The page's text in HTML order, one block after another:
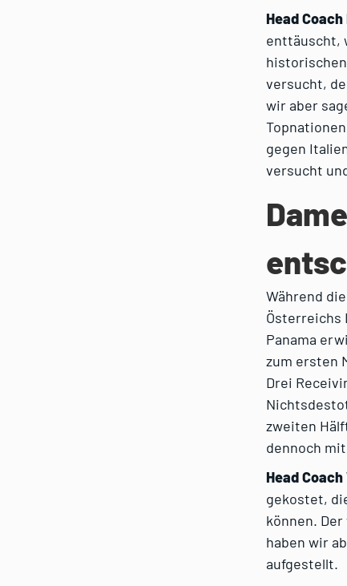
Head
enttäuscht,
versucht,
wir aber
gegen
versucht
Während
Österreichs
Panama
zum ersten
Drei
zweiten
dennoch
Head
gekostet,
können.
haben wir
aufgestellt.